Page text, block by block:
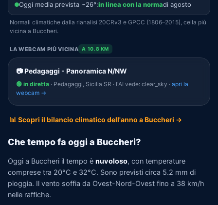
Oggi media prevista ~26°:in linea con la normadi agosto
Normali climatiche dalla rianalisi 20CRv3 e GPCC (1806–2015), cella più
vicina a Buccheri.
LA WEBCAM PIÙ VICINA A 10.8 KM
📷 Pedagaggi - Panoramica N/NW
🟢 in diretta · Pedagaggi, Sicilia SR · l'AI vede: clear_sky · apri la
webcam →
📊 Scopri il bilancio climatico dell'anno a Buccheri →
Che tempo fa oggi a Buccheri?
Oggi a Buccheri il tempo è nuvoloso, con temperature
comprese tra 20°C e 32°C. Sono previsti circa 5.2 mm di
pioggia. Il vento soffia da Ovest-Nord-Ovest fino a 38 km/h
nelle raffiche.